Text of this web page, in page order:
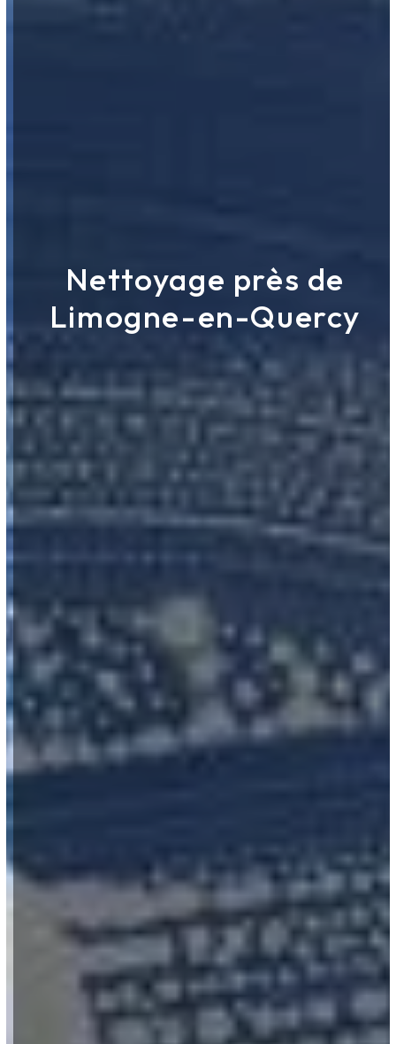
Nettoyage près de
Limogne-en-Quercy
ROUERGUE NETTOYAGE